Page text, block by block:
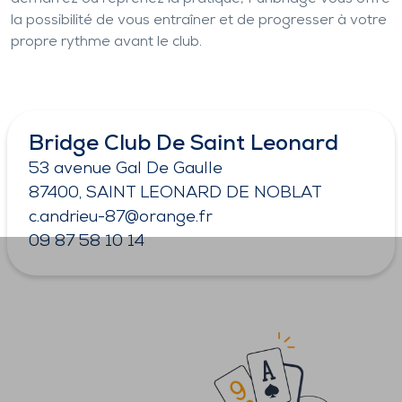
la possibilité de vous entraîner et de progresser à votre
propre rythme avant le club.
Bridge Club De Saint Leonard
53 avenue Gal De Gaulle
87400, SAINT LEONARD DE NOBLAT
c.andrieu-87@orange.fr
09 87 58 10 14